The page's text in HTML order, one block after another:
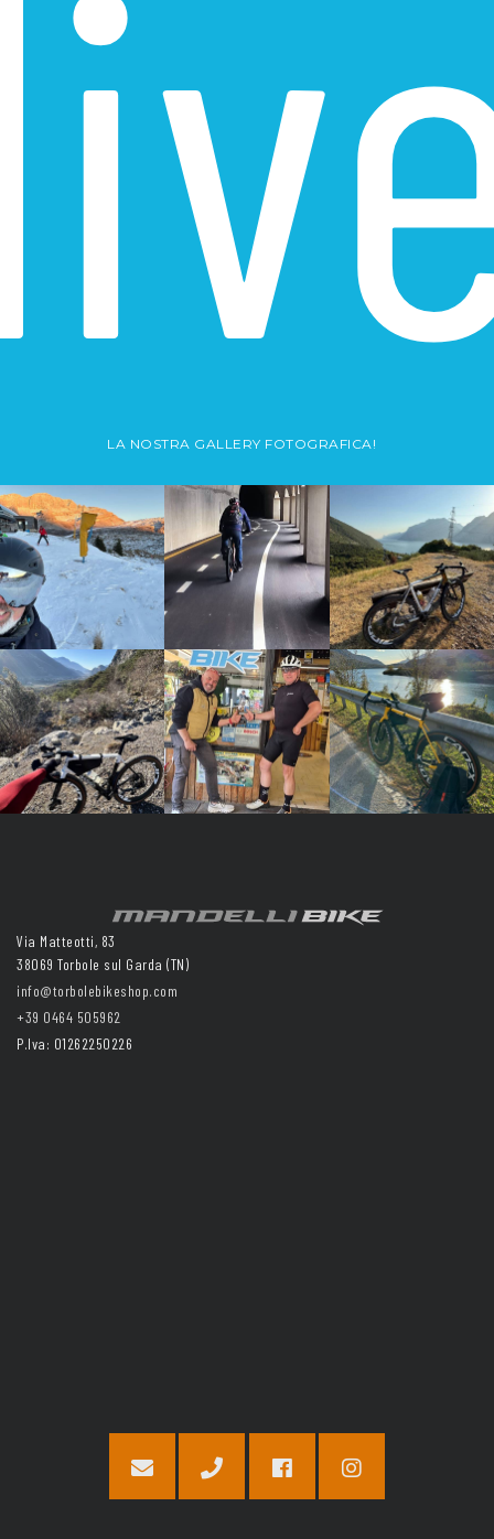
LA NOSTRA GALLERY FOTOGRAFICA!
Via Matteotti, 83
38069 Torbole sul Garda (TN)
info@torbolebikeshop.com
+39 0464 505962
P.Iva: 01262250226